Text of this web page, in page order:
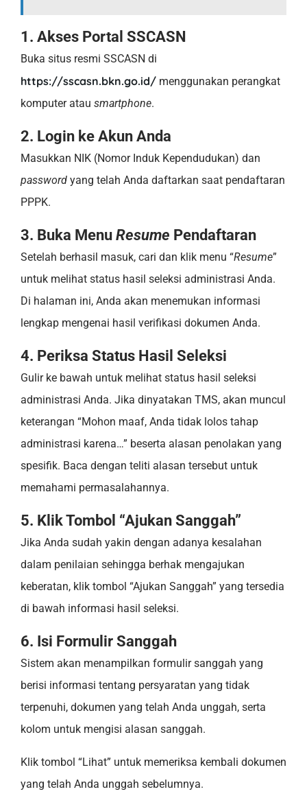
1. Akses Portal SSCASN
Buka situs resmi SSCASN di
https://sscasn.bkn.go.id/ menggunakan perangkat
komputer atau smartphone.
2. Login ke Akun Anda
Masukkan NIK (Nomor Induk Kependudukan) dan
password yang telah Anda daftarkan saat pendaftaran
PPPK.
3. Buka Menu Resume Pendaftaran
Setelah berhasil masuk, cari dan klik menu “Resume”
untuk melihat status hasil seleksi administrasi Anda.
Di halaman ini, Anda akan menemukan informasi
lengkap mengenai hasil verifikasi dokumen Anda.
4. Periksa Status Hasil Seleksi
Gulir ke bawah untuk melihat status hasil seleksi
administrasi Anda. Jika dinyatakan TMS, akan muncul
keterangan “Mohon maaf, Anda tidak lolos tahap
administrasi karena…” beserta alasan penolakan yang
spesifik. Baca dengan teliti alasan tersebut untuk
memahami permasalahannya.
5. Klik Tombol “Ajukan Sanggah”
Jika Anda sudah yakin dengan adanya kesalahan
dalam penilaian sehingga berhak mengajukan
keberatan, klik tombol “Ajukan Sanggah” yang tersedia
di bawah informasi hasil seleksi.
6. Isi Formulir Sanggah
Sistem akan menampilkan formulir sanggah yang
berisi informasi tentang persyaratan yang tidak
terpenuhi, dokumen yang telah Anda unggah, serta
kolom untuk mengisi alasan sanggah.
Klik tombol “Lihat” untuk memeriksa kembali dokumen
yang telah Anda unggah sebelumnya.